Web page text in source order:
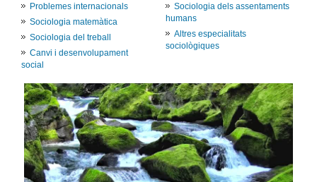
Problemes internacionals
Sociologia matemàtica
Sociologia del treball
Canvi i desenvolupament
social
Sociologia dels assentaments
humans
Altres especialitats
sociològiques